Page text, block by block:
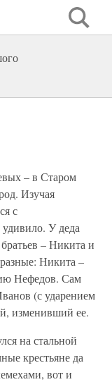
– в Старом
Изучая
с
удивило. У деда
– Никита и
Никита –
Нефедов. Сам
(с ударением
изменивший ее.
на стальной
крестьяне да
вот и